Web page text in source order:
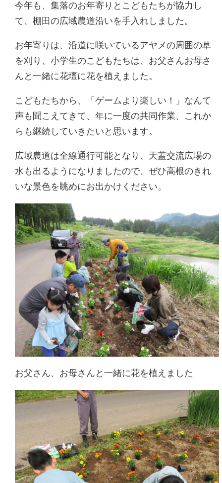
今年も、集落のお年寄りとこどもたちが協力し
て、棚田の広域農道沿いを手入れしました。
お年寄りは、沿道に咲いているアヤメの周囲の草
を刈り、小学生のこどもたちは、お父さんお母さ
んと一緒に花壇に花を植えました。
こどもたちから、「ゲームより楽しい！」なんて
声も聞こえてきて、年に一度の共同作業、これか
らも継続していきたいと思います。
広域農道は全線通行可能となり、天蓋交流広場の
水も出るようになりましたので、ぜひ高根のきれ
いな景色を眺めにお出かけください。
お父さん、お母さんと一緒に花を植えました